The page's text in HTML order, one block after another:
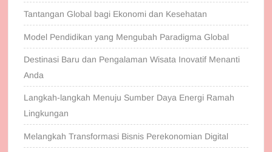
Tantangan Global bagi Ekonomi dan Kesehatan
Model Pendidikan yang Mengubah Paradigma Global
Destinasi Baru dan Pengalaman Wisata Inovatif Menanti
Anda
Langkah-langkah Menuju Sumber Daya Energi Ramah
Lingkungan
Melangkah Transformasi Bisnis Perekonomian Digital